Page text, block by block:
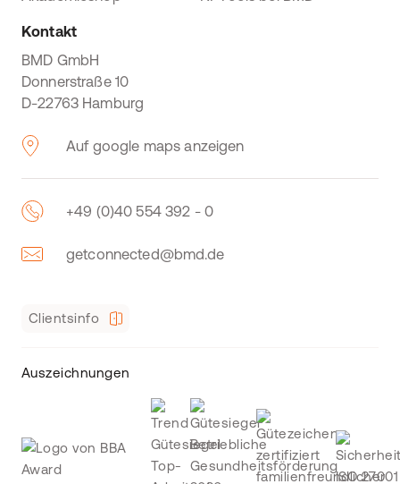
Kontakt
BMD GmbH
Donnerstraße 10
D-22763 Hamburg
Auf google maps anzeigen
+49 (0)40 554 392 - 0
getconnected@bmd.de
Clientsinfo
Auszeichnungen